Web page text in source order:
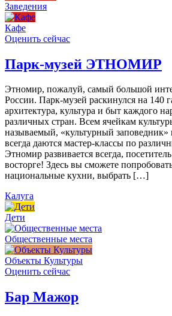
Заведения
Кафе
Оценить сейчас
Парк-музей ЭТНОМИР
Этномир, пожалуй, самый большой
России. Парк-музей раскинулся на 140
архитектура, культура и быт каждого
различных стран. Всем ячейкам
называемый, «культурный заповедник»
всегда даются мастер-классы по
Этномир развивается всегда,
восторге! Здесь вы сможете
национальные кухни, выбрать […]
Калуга
Дети
Общественные места
Объекты Культуры
Оценить сейчас
Бар Мажор